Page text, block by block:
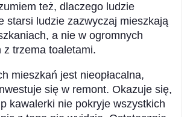
też, dlaczego ludzie
starsi ludzie zazwyczaj mieszkają
a nie w ogromnych
z trzema toaletami.
mieszkań jest nieopłacalna,
się w remont. Okazuje się,
kawalerki nie pokryje wszystkich